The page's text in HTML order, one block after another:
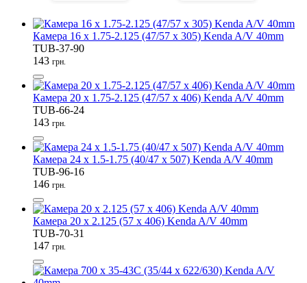
Камера 16 x 1.75-2.125 (47/57 x 305) Kenda A/V 40mm
TUB-37-90
143 грн.
Камера 20 x 1.75-2.125 (47/57 x 406) Kenda A/V 40mm
TUB-66-24
143 грн.
Камера 24 x 1.5-1.75 (40/47 x 507) Kenda A/V 40mm
TUB-96-16
146 грн.
Камера 20 x 2.125 (57 x 406) Kenda A/V 40mm
TUB-70-31
147 грн.